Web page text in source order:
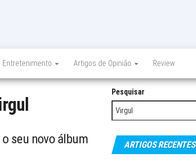
Entretenimento Artigos de Opinião Review
seu novo álbum
Pesquisar
ARTIGOS RECENTES